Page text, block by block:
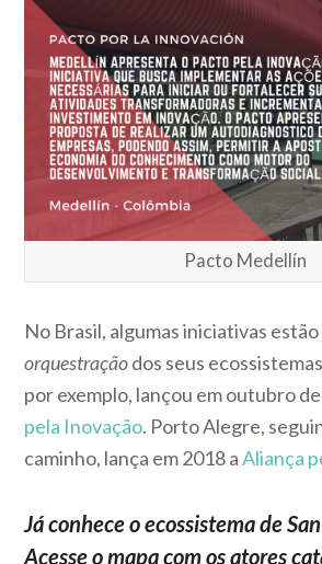
Pacto Medellín
No Brasil, algumas iniciativas
orquestraçãodos seus
por exemplo, lançou em outubro
pela Inovação. Porto Alegre,
caminho, lança em 2018 aAliança
Já conhece oecossistema de
Acesse o mapa com os atores